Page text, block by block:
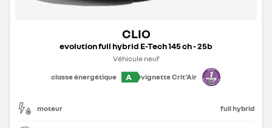
CLIO
evolution full hybrid E-Tech 145 ch - 25b
Véhicule neuf
classe énergétique
A vignette Crit'Air
moteur full hybrid